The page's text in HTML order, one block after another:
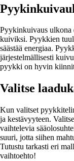
Pyykinkuivaus ulkona
kuiviksi. Pyykkien
säästää energiaa.
järjestelmällisesti
pyykki on hyvin
Valitse
Kun valitset
ja kestävyyteen.
vaihtelevia
suuri, jotta siihen
Tutustu tarkasti eri
vaihtoehto!